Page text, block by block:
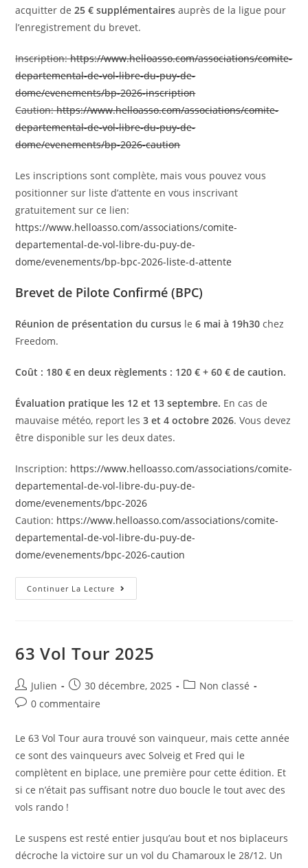
acquitter de25 € supplémentaires auprès de la ligue pour
l’enregistrement du brevet.
Inscription:https://www.helloasso.com/associations/comite-
departemental-de-vol-libre-du-puy-de-
dome/evenements/bp-2026-inscription
Caution:https://www.helloasso.com/associations/comite-
departemental-de-vol-libre-du-puy-de-
dome/evenements/bp-2026-caution
Les inscriptions sont complète, mais vous pouvez vous
positionner sur liste d’attente en vous inscrivant
gratuitement sur ce lien:
https://www.helloasso.com/associations/comite-
departemental-de-vol-libre-du-puy-de-
dome/evenements/bp-bpc-2026-liste-d-attente
Brevet de Pilote Confirmé (BPC)
Réunion de présentation du cursus le6 mai à 19h30 chez
Freedom.
Coût : 180 € en deux règlements : 120 € + 60 € de caution.
Évaluation pratique les 12 et 13 septembre. En cas de
mauvaise météo, report les3 et 4 octobre 2026. Vous devez
être disponible sur les deux dates.
Inscription: https://www.helloasso.com/associations/comite-
departemental-de-vol-libre-du-puy-de-
dome/evenements/bpc-2026
Caution: https://www.helloasso.com/associations/comite-
departemental-de-vol-libre-du-puy-de-
dome/evenements/bpc-2026-caution
Continuer La Lecture Passage
Des
63 Vol Tour 2025
Auteur/autrice
de
Julien
Post
published:
30 décembre, 2025
PostNon classé
Post0 commentaire
Le 63 Vol Tour aura trouvé son vainqueur, mais cette année
ce sont des vainqueurs avec Solveig et Fred qui le
complètent en biplace, une première pour cette édition. Et
si ce n’était pas suffisant notre duo boucle le tout avec des
vols rando !
Le suspens est resté entier jusqu’au bout et nos biplaceurs
décroche la victoire sur un vol du Chamaroux le 28/12. Un